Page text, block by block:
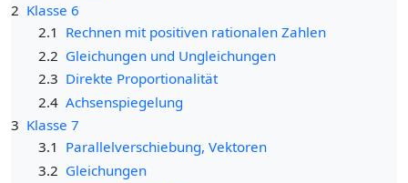
2 Klasse 6
2.1 Rechnen mit positiven rationalen Zahlen
2.2 Gleichungen und Ungleichungen
2.3 Direkte Proportionalität
2.4 Achsenspiegelung
3 Klasse 7
3.1 Parallelverschiebung, Vektoren
3.2 Gleichungen